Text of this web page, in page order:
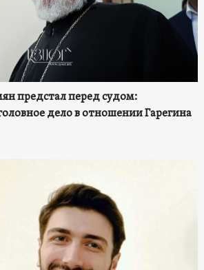
предстал перед судом:
дело в отношении Гарегина